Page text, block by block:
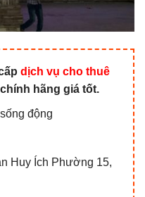
dịch vụ cho thuê
chính hãng giá tốt.
động
Huy Ích Phường 15,